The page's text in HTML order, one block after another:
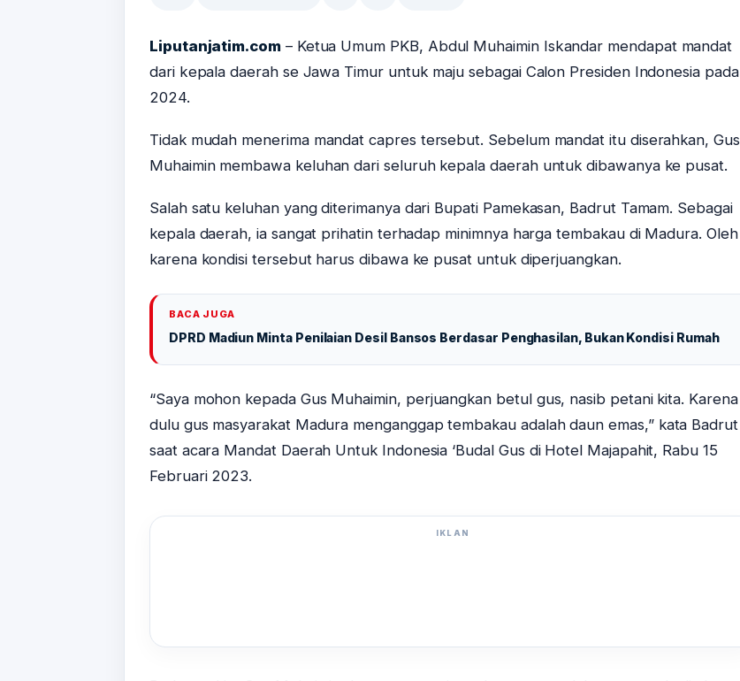
Liputanjatim.com– Ketua Umum PKB, Abdul Muhaimin Iskandar mendapat mandat
dari kepala daerah se Jawa Timur untuk maju sebagai Calon Presiden Indonesia pada
2024.
Tidak mudah menerima mandat capres tersebut. Sebelum mandat itu diserahkan, Gus
Muhaimin membawa keluhan dari seluruh kepala daerah untuk dibawanya ke pusat.
Salah satu keluhan yang diterimanya dari Bupati Pamekasan, Badrut Tamam. Sebagai
kepala daerah, ia sangat prihatin terhadap minimnya harga tembakau di Madura. Oleh
karena kondisi tersebut harus dibawa ke pusat untuk diperjuangkan.
BACA JUGA
DPRD Madiun Minta Penilaian Desil Bansos Berdasar Penghasilan, Bukan Kondisi Rumah
“Saya mohon kepada Gus Muhaimin, perjuangkan betul gus, nasib petani kita. Karena
dulu gus masyarakat Madura menganggap tembakau adalah daun emas,” kata Badrut
saat acara Mandat Daerah Untuk Indonesia ‘Budal Gus di Hotel Majapahit, Rabu 15
Februari 2023.
IKLAN